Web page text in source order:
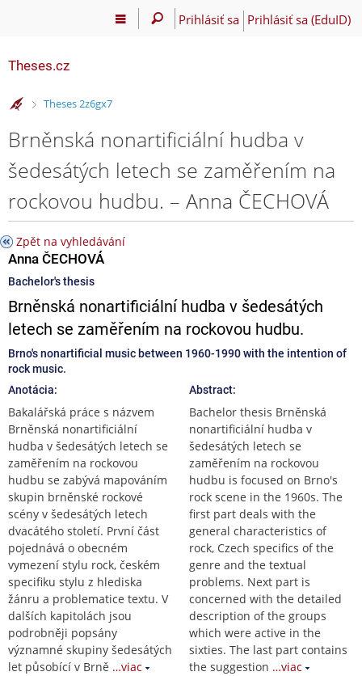
Prihlásiť sa Prihlásiť sa (EduID)
Theses.cz
>
Theses 2z6gx7
Brněnská nonartificiální hudba v
šedesátých letech se zaměřením na
rockovou hudbu. – Anna ČECHOVÁ
Zpět na vyhledávání
Anna ČECHOVÁ
Bachelor's thesis
Brněnská nonartificiální hudba v šedesátých
letech se zaměřením na rockovou hudbu.
Brno's nonartificial music between 1960-1990 with the intention of
rock music.
Anotácia:
Bakalářská práce s názvem
Brněnská nonartificiální
hudba v šedesátých letech se
zaměřením na rockovou
hudbu se zabývá mapováním
skupin brněnské rockové
scény v šedesátých letech
dvacátého století. První část
pojednává o obecném
vymezení stylu rock, českém
specifiku stylu z hlediska
žánru a problematice textu. V
dalších kapitolách jsou
podrobněji popsány
významné skupiny šedesátých
let působící v Brně …viac
Abstract:
Bachelor thesis Brněnská
nonartificiální hudba v
šedesátých letech se
zaměřením na rockovou
hudbu is focused on Brno's
rock scene in the 1960s. The
first part deals with the
general characteristics of
rock, Czech specifics of the
genre and the textual
problems. Next part is
concerned with the detailed
description of the groups
which were active in the
sixties. The last part contains
the suggestion …viac